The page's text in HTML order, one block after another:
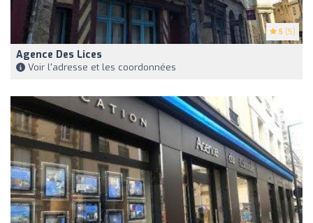
5 (5)
Agence Des Lices
Voir l'adresse et les coordonnées